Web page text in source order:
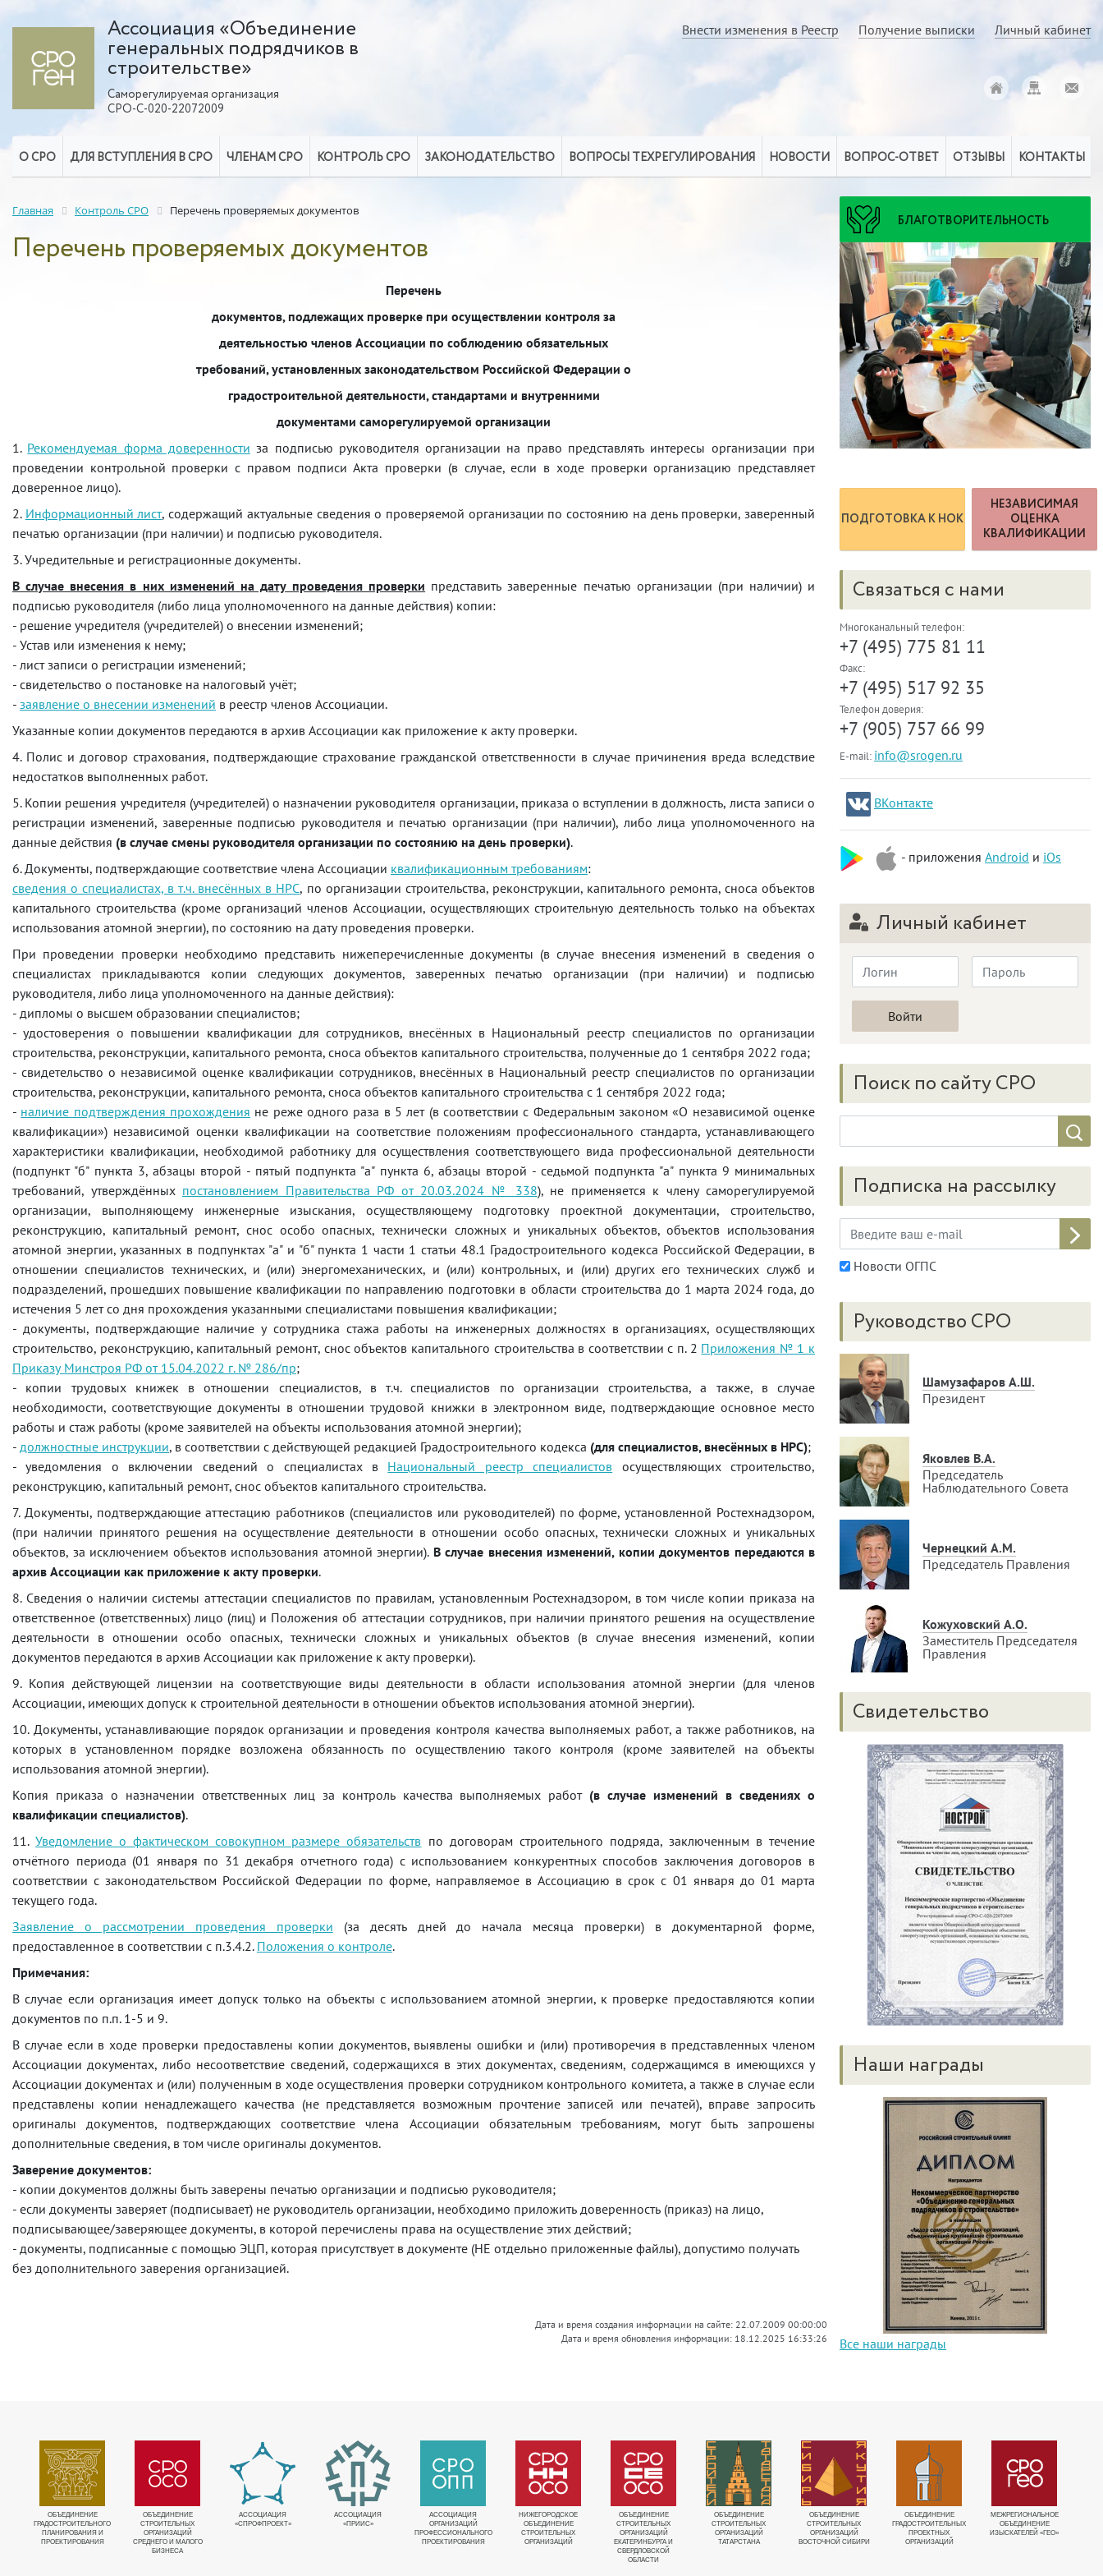
Ассоциация «Объединение
генеральных подрядчиков в
строительстве»
Саморегулируемая организация
СРО-С-020-22072009
Внести изменения в Реестр Получение выписки Личный кабинет
О СРО ДЛЯ ВСТУПЛЕНИЯ В СРО ЧЛЕНАМ СРО КОНТРОЛЬ СРО ЗАКОНОДАТЕЛЬСТВО ВОПРОСЫ ТЕХРЕГУЛИРОВАНИЯ НОВОСТИ ВОПРОС-ОТВЕТ ОТЗЫВЫ КОНТАКТЫ
Главная Контроль СРО Перечень проверяемых документов
Перечень проверяемых документов
Перечень
документов, подлежащих проверке при осуществлении контроля за
деятельностью членов Ассоциации по соблюдению обязательных
требований, установленных законодательством Российской Федерации о
градостроительной деятельности, стандартами и внутренними
документами саморегулируемой организации
1. Рекомендуемая форма доверенности за подписью руководителя организации на право представлять интересы организации при
проведении контрольной проверки с правом подписи Акта проверки (в случае, если в ходе проверки организацию представляет
доверенное лицо).
2. Информационный лист, содержащий актуальные сведения о проверяемой организации по состоянию на день проверки, заверенный
печатью организации (при наличии) и подписью руководителя.
3. Учредительные и регистрационные документы.
В случае внесения в них изменений на дату проведения проверки представить заверенные печатью организации (при наличии) и
подписью руководителя (либо лица уполномоченного на данные действия) копии:
- решение учредителя (учредителей) о внесении изменений;
- Устав или изменения к нему;
- лист записи о регистрации изменений;
- свидетельство о постановке на налоговый учёт;
- заявление о внесении изменений в реестр членов Ассоциации.
Указанные копии документов передаются в архив Ассоциации как приложение к акту проверки.
4. Полис и договор страхования, подтверждающие страхование гражданской ответственности в случае причинения вреда вследствие
недостатков выполненных работ.
5. Копии решения учредителя (учредителей) о назначении руководителя организации, приказа о вступлении в должность, листа записи о
регистрации изменений, заверенные подписью руководителя и печатью организации (при наличии), либо лица уполномоченного на
данные действия (в случае смены руководителя организации по состоянию на день проверки).
6. Документы, подтверждающие соответствие члена Ассоциации квалификационным требованиям:
сведения о специалистах, в т.ч. внесённых в НРС, по организации строительства, реконструкции, капитального ремонта, сноса объектов
капитального строительства (кроме организаций членов Ассоциации, осуществляющих строительную деятельность только на объектах
использования атомной энергии), по состоянию на дату проведения проверки.
При проведении проверки необходимо представить нижеперечисленные документы (в случае внесения изменений в сведения о
специалистах прикладываются копии следующих документов, заверенных печатью организации (при наличии) и подписью
руководителя, либо лица уполномоченного на данные действия):
- дипломы о высшем образовании специалистов;
- удостоверения о повышении квалификации для сотрудников, внесённых в Национальный реестр специалистов по организации
строительства, реконструкции, капитального ремонта, сноса объектов капитального строительства, полученные до 1 сентября 2022 года;
- свидетельство о независимой оценке квалификации сотрудников, внесённых в Национальный реестр специалистов по организации
строительства, реконструкции, капитального ремонта, сноса объектов капитального строительства с 1 сентября 2022 года;
- наличие подтверждения прохождения не реже одного раза в 5 лет (в соответствии с Федеральным законом «О независимой оценке
квалификации») независимой оценки квалификации на соответствие положениям профессионального стандарта, устанавливающего
характеристики квалификации, необходимой работнику для осуществления соответствующего вида профессиональной деятельности
(подпункт "б" пункта 3, абзацы второй - пятый подпункта "а" пункта 6, абзацы второй - седьмой подпункта "а" пункта 9 минимальных
требований, утверждённых постановлением Правительства РФ от 20.03.2024 № 338), не применяется к члену саморегулируемой
организации, выполняющему инженерные изыскания, осуществляющему подготовку проектной документации, строительство,
реконструкцию, капитальный ремонт, снос особо опасных, технически сложных и уникальных объектов, объектов использования
атомной энергии, указанных в подпунктах "а" и "б" пункта 1 части 1 статьи 48.1 Градостроительного кодекса Российской Федерации, в
отношении специалистов технических, и (или) энергомеханических, и (или) контрольных, и (или) других его технических служб и
подразделений, прошедших повышение квалификации по направлению подготовки в области строительства до 1 марта 2024 года, до
истечения 5 лет со дня прохождения указанными специалистами повышения квалификации;
- документы, подтверждающие наличие у сотрудника стажа работы на инженерных должностях в организациях, осуществляющих
строительство, реконструкцию, капитальный ремонт, снос объектов капитального строительства в соответствии с п. 2 Приложения № 1 к
Приказу Минстроя РФ от 15.04.2022 г. № 286/пр;
- копии трудовых книжек в отношении специалистов, в т.ч. специалистов по организации строительства, а также, в случае
необходимости, соответствующие документы в отношении трудовой книжки в электронном виде, подтверждающие основное место
работы и стаж работы (кроме заявителей на объекты использования атомной энергии);
- должностные инструкции, в соответствии с действующей редакцией Градостроительного кодекса (для специалистов, внесённых в НРС);
- уведомления о включении сведений о специалистах в Национальный реестр специалистов осуществляющих строительство,
реконструкцию, капитальный ремонт, снос объектов капитального строительства.
7. Документы, подтверждающие аттестацию работников (специалистов или руководителей) по форме, установленной Ростехнадзором,
(при наличии принятого решения на осуществление деятельности в отношении особо опасных, технически сложных и уникальных
объектов, за исключением объектов использования атомной энергии). В случае внесения изменений, копии документов передаются в
архив Ассоциации как приложение к акту проверки.
8. Сведения о наличии системы аттестации специалистов по правилам, установленным Ростехнадзором, в том числе копии приказа на
ответственное (ответственных) лицо (лиц) и Положения об аттестации сотрудников, при наличии принятого решения на осуществление
деятельности в отношении особо опасных, технически сложных и уникальных объектов (в случае внесения изменений, копии
документов передаются в архив Ассоциации как приложение к акту проверки).
9. Копия действующей лицензии на соответствующие виды деятельности в области использования атомной энергии (для членов
Ассоциации, имеющих допуск к строительной деятельности в отношении объектов использования атомной энергии).
10. Документы, устанавливающие порядок организации и проведения контроля качества выполняемых работ, а также работников, на
которых в установленном порядке возложена обязанность по осуществлению такого контроля (кроме заявителей на объекты
использования атомной энергии).
Копия приказа о назначении ответственных лиц за контроль качества выполняемых работ (в случае изменений в сведениях о
квалификации специалистов).
11.Уведомление о фактическом совокупном размере обязательств по договорам строительного подряда, заключенным в течение
отчётного периода (01 января по 31 декабря отчетного года) с использованием конкурентных способов заключения договоров в
соответствии с законодательством Российской Федерации по форме, направляемое в Ассоциацию в срок с 01 января до 01 марта
текущего года.
Заявление о рассмотрении проведения проверки (за десять дней до начала месяца проверки) в документарной форме,
предоставленное в соответствии с п.3.4.2. Положения о контроле.
Примечания:
В случае если организация имеет допуск только на объекты с использованием атомной энергии, к проверке предоставляются копии
документов по п.п. 1-5 и 9.
В случае если в ходе проверки предоставлены копии документов, выявлены ошибки и (или) противоречия в представленных членом
Ассоциации документах, либо несоответствие сведений, содержащихся в этих документах, сведениям, содержащимся в имеющихся у
Ассоциации документах и (или) полученным в ходе осуществления проверки сотрудником контрольного комитета, а также в случае если
представлены копии ненадлежащего качества (не представляется возможным прочтение записей или печатей), вправе запросить
оригиналы документов, подтверждающих соответствие члена Ассоциации обязательным требованиям, могут быть запрошены
дополнительные сведения, в том числе оригиналы документов.
Заверение документов:
- копии документов должны быть заверены печатью организации и подписью руководителя;
- если документы заверяет (подписывает) не руководитель организации, необходимо приложить доверенность (приказ) на лицо,
подписывающее/заверяющее документы, в которой перечислены права на осуществление этих действий;
- документы, подписанные с помощью ЭЦП, которая присутствует в документе (НЕ отдельно приложенные файлы), допустимо получать
без дополнительного заверения организацией.
Дата и время создания информации на сайте: 22.07.2009 00:00:00
Дата и время обновления информации: 18.12.2025 16:33:26
БЛАГОТВОРИТЕЛЬНОСТЬ
ПОДГОТОВКА К НОК
НЕЗАВИСИМАЯ
ОЦЕНКА
КВАЛИФИКАЦИИ
Связаться с нами
Многоканальный телефон:
+7 (495) 775 81 11
Факс:
+7 (495) 517 92 35
Телефон доверия:
+7 (905) 757 66 99
E-mail: info@srogen.ru
ВКонтакте
- приложения Android и iOs
Личный кабинет
Поиск по сайту СРО
Подписка на рассылку
Новости ОГПС
Руководство СРО
Шамузафаров А.Ш.
Президент
Яковлев В.А.
Председатель
Наблюдательного Совета
Чернецкий А.М.
Председатель Правления
Кожуховский А.О.
Заместитель Председателя
Правления
Свидетельство
Наши награды
Все наши награды
ОБЪЕДИНЕНИЕ
ГРАДОСТРОИТЕЛЬНОГО
ПЛАНИРОВАНИЯ И
ПРОЕКТИРОВАНИЯ
ОБЪЕДИНЕНИЕ
СТРОИТЕЛЬНЫХ
ОРГАНИЗАЦИЙ
СРЕДНЕГО И МАЛОГО
БИЗНЕСА
АССОЦИАЦИЯ
«СПРОФПРОЕКТ»
АССОЦИАЦИЯ
«ПРИИС»
АССОЦИАЦИЯ
ОРГАНИЗАЦИЙ
ПРОФЕССИОНАЛЬНОГО
ПРОЕКТИРОВАНИЯ
НИЖЕГОРОДСКОЕ
ОБЪЕДИНЕНИЕ
СТРОИТЕЛЬНЫХ
ОРГАНИЗАЦИЙ
ОБЪЕДИНЕНИЕ
СТРОИТЕЛЬНЫХ
ОРГАНИЗАЦИЙ
ЕКАТЕРИНБУРГА И
СВЕРДЛОВСКОЙ
ОБЛАСТИ
ОБЪЕДИНЕНИЕ
СТРОИТЕЛЬНЫХ
ОРГАНИЗАЦИЙ
ТАТАРСТАНА
ОБЪЕДИНЕНИЕ
СТРОИТЕЛЬНЫХ
ОРГАНИЗАЦИЙ
ВОСТОЧНОЙ СИБИРИ
ОБЪЕДИНЕНИЕ
ГРАДОСТРОИТЕЛЬНЫХ
ПРОЕКТНЫХ
ОРГАНИЗАЦИЙ
МЕЖРЕГИОНАЛЬНОЕ
ОБЪЕДИНЕНИЕ
ИЗЫСКАТЕЛЕЙ «ГЕО»